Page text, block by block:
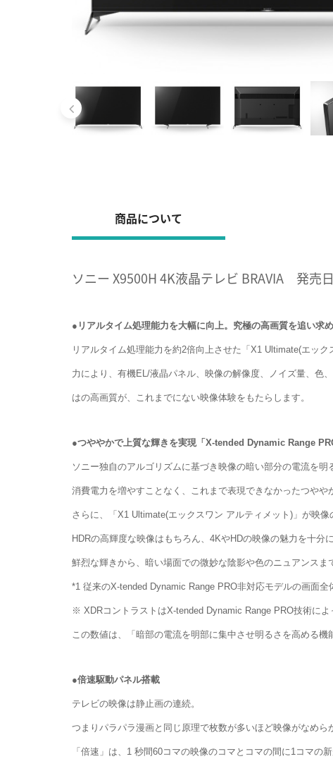
商品について
ソニー X9500H 4K液晶テレビ BRAVIA 発売
●リアルタイム処理能力を大幅に向上。究極の高画質を追い求
リアルタイム処理能力を約2倍向上させた「X1 Ultimate(エッ
力により、有機EL/液晶パネル、映像の解像度、ノイズ量、色
はの高画質が、これまでにない映像体験をもたらします。
●つややかで上質な輝きを実現「X-tended Dynamic Range
ソニー独自のアルゴリズムに基づき映像の暗い部分の電流を明
消費電力を増やすことなく、これまで表現できなかったつやや
さらに、「X1 Ultimate(エックスワン アルティメット)」が映
HDRの高輝度な映像はもちろん、4KやHDの映像の魅力を十分
鮮烈な輝きから、暗い場面での微妙な陰影や色のニュアンスま
*1 従来のX-tended Dynamic Range PRO非対応モデルの画面
※ XDRコントラストはX-tended Dynamic Range PRO技術によ
この数値は、「暗部の電流を明部に集中させ明るさを高める
●倍速駆動パネル搭載
テレビの映像は静止画の連続。
つまりパラパラ漫画と同じ原理で枚数が多いほど映像がなめら
「倍速」は、1 秒間60コマの映像のコマとコマの間に1コマの